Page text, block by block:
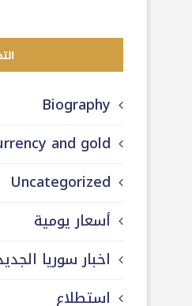
Biography
and gold
Uncategorized
أسعار يومية
اخبار سوريا
استطلاع